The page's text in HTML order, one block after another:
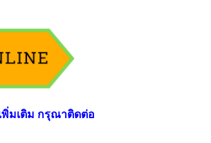
พิ่มเติม กรุณาติดต่อ